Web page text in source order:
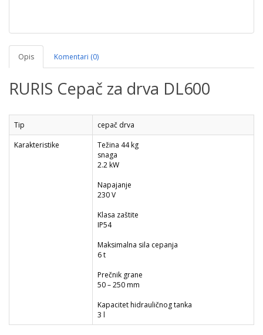
Opis Komentari (0)
RURIS Cepač za drva DL600
Tip
cepač drva
Karakteristike
Težina 44 kg
snaga
2.2 kW
Napajanje
230 V
Klasa zaštite
IP54
Maksimalna sila cepanja
6 t
Prečnik grane
50 – 250 mm
Kapacitet hidrauličnog tanka
3 l